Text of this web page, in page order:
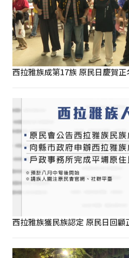
西拉雅族成第17族 原民日慶賀正
西拉雅族獲民族認定 原民日回顧